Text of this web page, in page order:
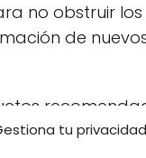
tu privacidad
no obstruir los
de
limpiadores